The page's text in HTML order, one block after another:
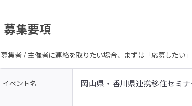
募集要項
集者 / 主催者に連絡を取りたい場合、まずは「応募したい
イベント名 岡山県・香川県連携移住セミ